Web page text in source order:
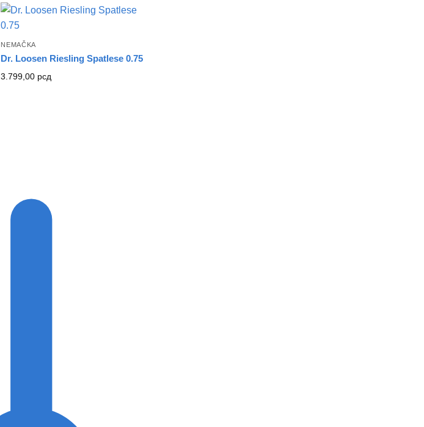
NEMAČKA
Dr. Loosen Riesling Spatlese 0.75
3.799,00 рсд